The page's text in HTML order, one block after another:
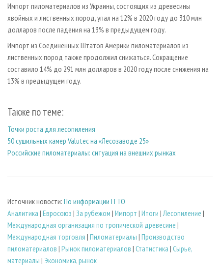
Импорт пиломатериалов из Украины, состоящих из древесины
хвойных и лиственных пород, упал на 12% в 2020 году до 310 млн
долларов после падения на 13% в предыдущем году.
Импорт из Соединенных Штатов Америки пиломатериалов из
лиственных пород также продолжил снижаться. Сокращение
составило 14% до 291 млн долларов в 2020 году после снижения на
13% в предыдущем году.
Также по теме:
Точки роста для лесопиления
50 сушильных камер Valutec на «Лесозаводе 25»
Российские пиломатериалы: ситуация на внешних рынках
Источник новости: По информации ITTO
Аналитика | Евросоюз | За рубежом | Импорт | Итоги | Лесопиление |
Международная организация по тропической древесине |
Международная торговля | Пиломатериалы | Производство
пиломатериалов | Рынок пиломатериалов | Статистика | Сырье,
материалы | Экономика, рынок